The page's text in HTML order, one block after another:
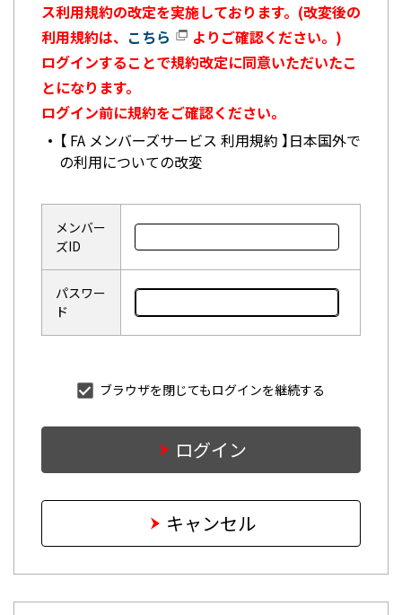
ス利用規約の改定を実施しております。(改変後の
利用規約は、 こちら
よりご確認ください。)
ログインすることで規約改定に同意いただいたこ
とになります。
ログイン前に規約をご確認ください。
【 FA メンバーズサービス 利用規約 】日本国外で
の利用についての改変
メンバー
ズID
パスワー
ド
ブラウザを閉じてもログインを継続する
ログイン
キャンセル